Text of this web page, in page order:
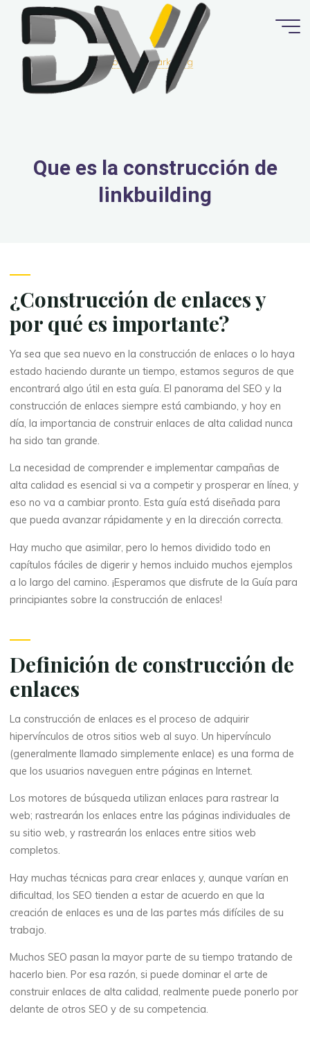
Saltar
contenido
blog
Marketing
Que es la construcción de
linkbuilding
¿Construcción de enlaces y
por qué es importante?
Ya sea que sea nuevo en la construcción de enlaces o lo haya
estado haciendo durante un tiempo, estamos seguros de que
encontrará algo útil en esta guía. El panorama del SEO y la
construcción de enlaces siempre está cambiando, y hoy en
día, la importancia de construir enlaces de alta calidad nunca
ha sido tan grande.
La necesidad de comprender e implementar campañas de
alta calidad es esencial si va a competir y prosperar en línea, y
eso no va a cambiar pronto. Esta guía está diseñada para
que pueda avanzar rápidamente y en la dirección correcta.
Hay mucho que asimilar, pero lo hemos dividido todo en
capítulos fáciles de digerir y hemos incluido muchos ejemplos
a lo largo del camino. ¡Esperamos que disfrute de la Guía para
principiantes sobre la construcción de enlaces!
Definición de construcción de
enlaces
La construcción de enlaces es el proceso de adquirir
hipervínculos de otros sitios web al suyo. Un hipervínculo
(generalmente llamado simplemente enlace) es una forma de
que los usuarios naveguen entre páginas en Internet.
Los motores de búsqueda utilizan enlaces para rastrear la
web; rastrearán los enlaces entre las páginas individuales de
su sitio web, y rastrearán los enlaces entre sitios web
completos.
Hay muchas técnicas para crear enlaces y, aunque varían en
dificultad, los SEO tienden a estar de acuerdo en que la
creación de enlaces es una de las partes más difíciles de su
trabajo.
Muchos SEO pasan la mayor parte de su tiempo tratando de
hacerlo bien. Por esa razón, si puede dominar el arte de
construir enlaces de alta calidad, realmente puede ponerlo por
delante de otros SEO y de su competencia.